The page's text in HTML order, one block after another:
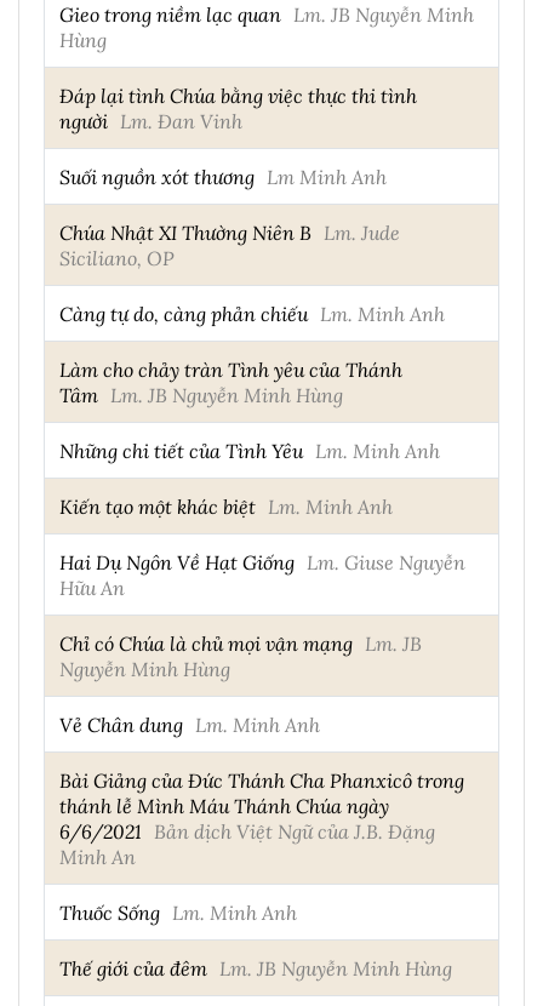
Gieo trong niềm lạc quan Lm. JB Nguyễn Minh
Hùng
Đáp lại tình Chúa bằng việc thực thi tình
người Lm. Đan Vinh
Suối nguồn xót thương Lm Minh Anh
Chúa Nhật XI Thường Niên B Lm. Jude
Siciliano, OP
Càng tự do, càng phản chiếu Lm. Minh Anh
Làm cho chảy tràn Tình yêu của Thánh
Tâm Lm. JB Nguyễn Minh Hùng
Những chi tiết của Tình Yêu Lm. Minh Anh
Kiến tạo một khác biệt Lm. Minh Anh
Hai Dụ Ngôn Về Hạt Giống Lm. Giuse Nguyễn
Hữu An
Chỉ có Chúa là chủ mọi vận mạng Lm. JB
Nguyễn Minh Hùng
Vẻ Chân dung Lm. Minh Anh
Bài Giảng của Đức Thánh Cha Phanxicô trong
thánh lễ Mình Máu Thánh Chúa ngày
6/6/2021 Bản dịch Việt Ngữ của J.B. Đặng
Minh An
Thuốc Sống Lm. Minh Anh
Thế giới của đêm Lm. JB Nguyễn Minh Hùng